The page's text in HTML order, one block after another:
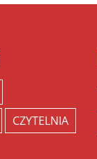
CZYTELNIA